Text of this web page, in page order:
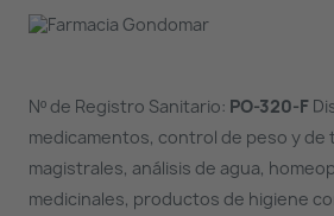
Nº de Registro Sanitario: PO-320-F
medicamentos, control de peso y de
magistrales, análisis de agua,
medicinales, productos de higiene